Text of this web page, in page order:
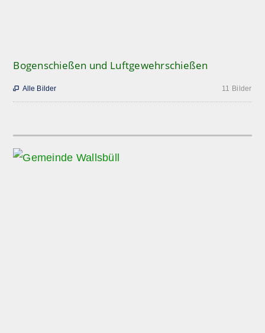
Bogenschießen und Luftgewehrschießen
11 Bilder
 Alle Bilder